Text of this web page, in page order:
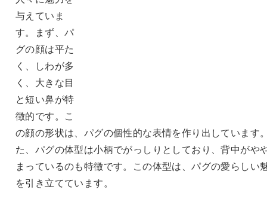
与えていま
す。まず、パ
グの顔は平た
く、しわが多
く、大きな目
と短い鼻が特
徴的です。こ
の顔の形状は、パグの個性的な表情を作り出しています
た、パグの体型は小柄でがっしりとしており、背中がや
まっているのも特徴です。この体型は、パグの愛らしい
を引き立てています。